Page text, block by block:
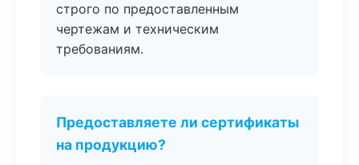
строго по предоставленным
чертежам и техническим
требованиям.
Предоставляете ли сертификаты
на продукцию?